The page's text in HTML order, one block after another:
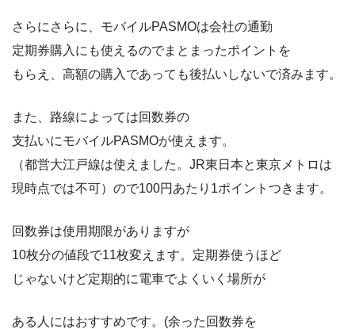
さらにさらに、モバイルPASMOは会社の通勤
定期券購入にも使えるのでまとまったポイントを
もらえ、高額の購入であっても後払いしないで済みます。
また、路線によっては回数券の
支払いにモバイルPASMOが使えます。
（都営大江戸線は使えました。JR東日本と東京メトロは
現時点では不可）ので100円あたり1ポイントつきます。
回数券は使用期限がありますが
10枚分の値段で11枚変えます。定期券使うほど
じゃないけど定期的に電車でよくいく場所が
ある人にはおすすめです。(余った回数券を